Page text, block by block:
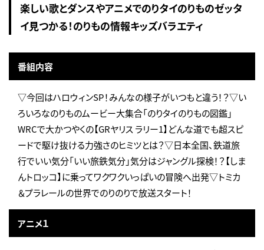
楽しい歌とダンスやアニメでのりタイのりものゼッタ
イ見つかる！のりもの情報キッズバラエティ
番組内容
▽今回はハロウィンSP！みんなの様子がいつもと違う！？▽い
ろいろなのりものムービー大集合「のりタイのりもの図鑑」
WRCで大かつやくの【GRヤリス ラリー1】どんな道でも超スピ
ードで駆け抜ける力強さのヒミツとは？▽日本全国、鉄道旅
行でいい気分「いい旅鉄気分」気分はジャングル探検！？【しま
んトロッコ】に乗ってワクワクいっぱいの冒険へ出発▽トミカ
＆プラレールの世界でのりのりで放送スタート！
アニメ１